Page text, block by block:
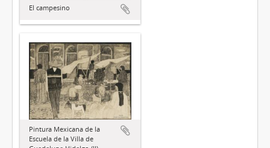
El campesino
Pintura Mexicana de la
Escuela de la Villa de